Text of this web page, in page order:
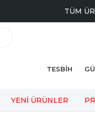
TÜM
TESBİH
YENİ ÜRÜNLER